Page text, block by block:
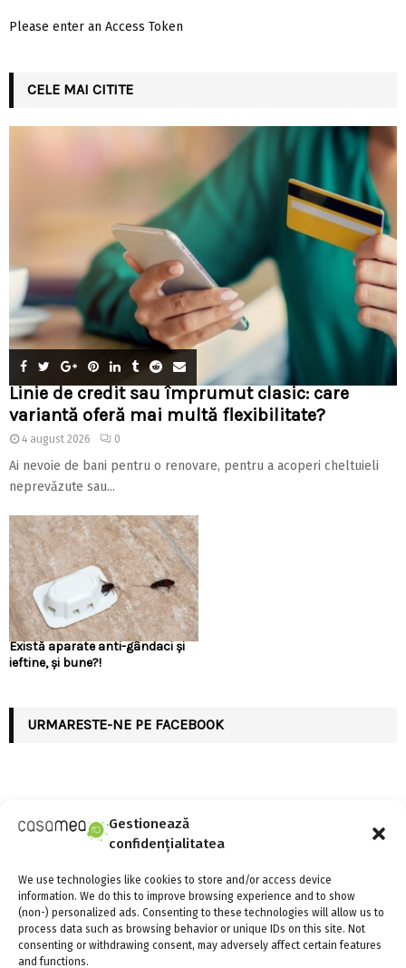
Gestionează
confidențialitatea
We use technologies like cookies to store and/or access device
information. We do this to improve browsing experience and to show
(non-) personalized ads. Consenting to these technologies will allow us to
process data such as browsing behavior or unique IDs on this site. Not
consenting or withdrawing consent, may adversely affect certain features
and functions.
Please enter an Access Token
CELE MAI CITITE
Linie de credit sau împrumut clasic: care
variantă oferă mai multă flexibilitate?
4 august 2026 0
Ai nevoie de bani pentru o renovare, pentru a acoperi cheltuieli
neprevăzute sau...
Există aparate anti-gândaci și
ieftine, și bune?!
URMARESTE-NE PE FACEBOOK
ARTICOLE RECENTE
Linie de credit sau împrumut clasic: care variantă
oferă mai multă flexibilitate?
4 august 2026 0